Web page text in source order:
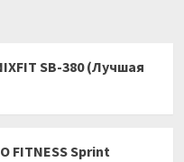
SB-380 (Лучшая
FITNESS Sprint